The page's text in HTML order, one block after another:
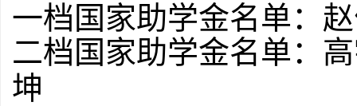
一档国家助学金名单：
二档国家助学金名单：
坤